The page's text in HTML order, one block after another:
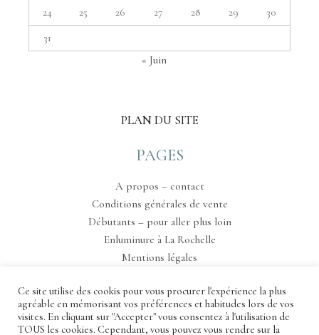
24
25 26 27 28 29
30
31
« Juin
PLAN DU SITE
PAGES
A propos – contact
Conditions générales de vente
Débutants – pour aller plus loin
Enluminure à La Rochelle
Mentions légales
Tableau de bord
Ce site utilise des cookis pour vous procurer l'expérience la plus
agréable en mémorisant vos préférences et habitudes lors de vos
visites. En cliquant sur "Accepter" vous consentez à l'utilisation de
TOUS les cookies. Cependant, vous pouvez vous rendre sur la